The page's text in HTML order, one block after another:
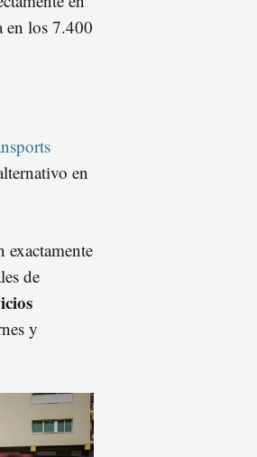
en los 7.400
en
exactamente
de
y